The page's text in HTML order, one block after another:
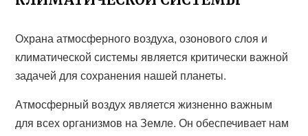
Охрана атмосферного воздуха, озонового слоя и
климатической системы является критически важной
задачей для сохранения нашей планеты.
Атмосферный воздух является жизненно важным
для всех организмов на Земле. Он обеспечивает нам